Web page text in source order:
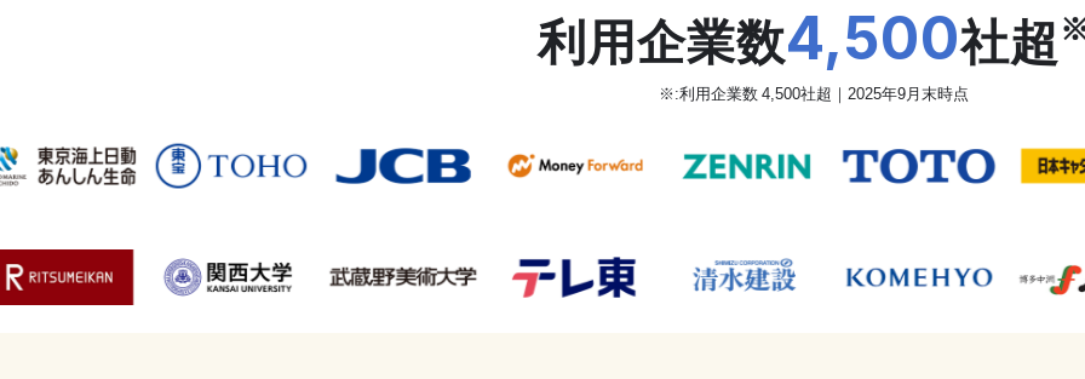
利用企業数4,500社超
※:利用企業数 4,500社超｜2025年9月末時点